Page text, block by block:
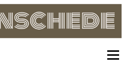
Menu